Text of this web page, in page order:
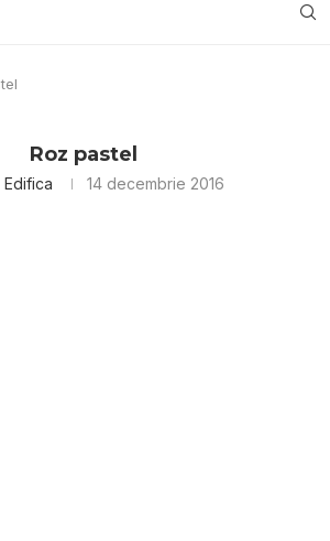
Roz pastel
Edifica 14 decembrie 2016